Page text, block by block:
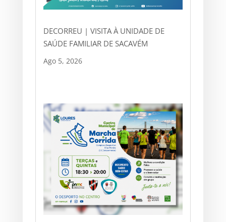
DECORREU | VISITA À UNIDADE DE
SAÚDE FAMILIAR DE SACAVÉM
Ago 5, 2026